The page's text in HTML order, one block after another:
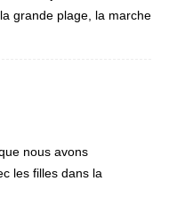
grande plage, la marche
nous avons
les filles dans la